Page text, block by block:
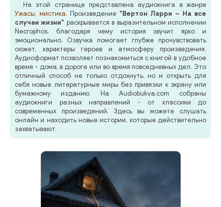
На этой странице представлена аудиокнига в жанре
Ужасы, мистика. Произведение "Вертон Ларри – На все
случаи жизни" раскрывается в выразительном исполнении
Necrophos, благодаря чему история звучит ярко и
эмоционально. Озвучка помогает глубже прочувствовать
сюжет, характеры героев и атмосферу произведения.
Аудиоформат позволяет познакомиться с книгой в удобное
время - дома, в дороге или во время повседневных дел. Это
отличный способ не только отдохнуть, но и открыть для
себя новые литературные миры без привязки к экрану или
бумажному изданию. На Audiobukva.com собраны
аудиокниги разных направлений - от классики до
современных произведений. Здесь вы можете слушать
онлайн и находить новые истории, которые действительно
захватывают.